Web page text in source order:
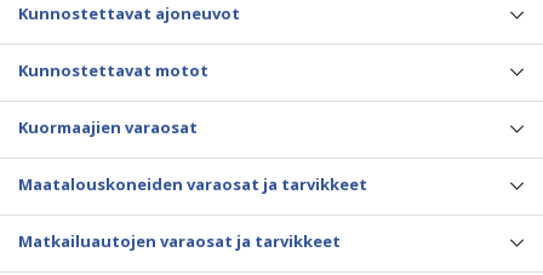
Kunnostettavat ajoneuvot
Kunnostettavat motot
Kuormaajien varaosat
Maatalouskoneiden varaosat ja tarvikkeet
Matkailuautojen varaosat ja tarvikkeet